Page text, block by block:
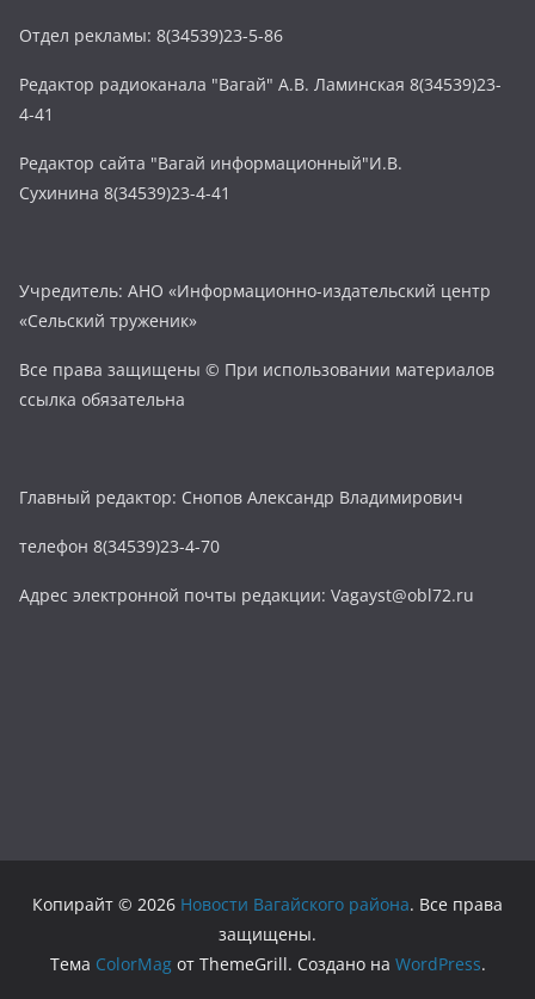
Отдел рекламы: 8(34539)23-5-86
Редактор радиоканала "Вагай" А.В. Ламинская 8(34539)23-
4-41
Редактор сайта "Вагай информационный"И.В.
Сухинина 8(34539)23-4-41
Учредитель: АНО «Информационно-издательский центр
«Сельский труженик»
Все права защищены © При использовании материалов
ссылка обязательна
Главный редактор: Снопов Александр Владимирович
телефон 8(34539)23-4-70
Адрес электронной почты редакции: Vagayst@obl72.ru
Копирайт © 2026 Новости Вагайского района. Все права
защищены.
Тема ColorMagот ThemeGrill. Создано на WordPress.